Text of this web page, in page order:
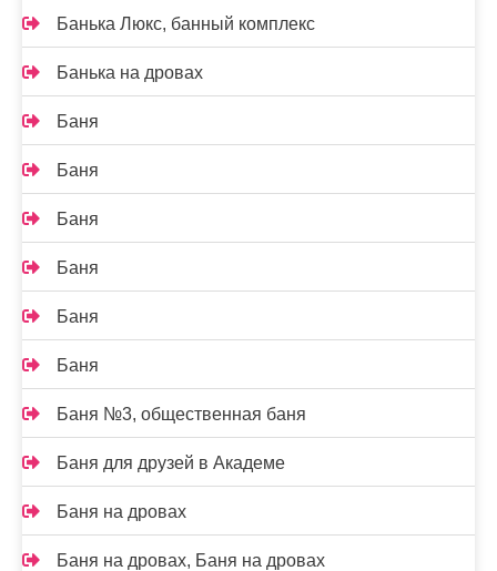
Банька Люкс, банный комплекс
Банька на дровах
Баня
Баня
Баня
Баня
Баня
Баня
Баня №3, общественная баня
Баня для друзей в Академе
Баня на дровах
Баня на дровах, Баня на дровах